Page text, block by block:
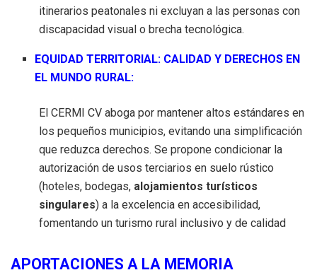
itinerarios peatonales ni excluyan a las personas con
discapacidad visual o brecha tecnológica.
EQUIDAD TERRITORIAL: CALIDAD Y DERECHOS EN
EL MUNDO RURAL:
El CERMI CV aboga por mantener altos estándares en
los pequeños municipios, evitando una simplificación
que reduzca derechos. Se propone condicionar la
autorización de usos terciarios en suelo rústico
(hoteles, bodegas, alojamientos turísticos
singulares) a la excelencia en accesibilidad,
fomentando un turismo rural inclusivo y de calidad
APORTACIONES A LA MEMORIA